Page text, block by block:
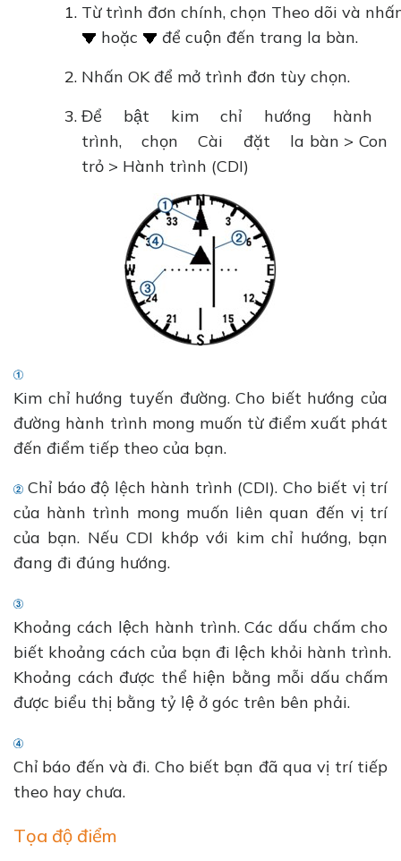
Từ trình đơn chính, chọn Theo dõi và
hoặc
để cuộn đến trang la bàn.
Nhấn OK để mở trình đơn tùy chọn.
Để bật kim chỉ hướng hành
trình, chọn Cài đặt la bàn > Con
trỏ > Hành trình (CDI)
Kim chỉ hướng tuyến đường. Cho biết hướng của
đường hành trình mong muốn từ điểm xuất phát
đến điểm tiếp theo của bạn.
Chỉ báo độ lệch hành trình (CDI). Cho biết vị trí
của hành trình mong muốn liên quan đến vị trí
của bạn. Nếu CDI khớp với kim chỉ hướng, bạn
đang đi đúng hướng.
Khoảng cách lệch hành trình. Các dấu chấm cho
biết khoảng cách của bạn đi lệch khỏi hành trình.
Khoảng cách được thể hiện bằng mỗi dấu chấm
được biểu thị bằng tỷ lệ ở góc trên bên phải.
Chỉ báo đến và đi. Cho biết bạn đã qua vị trí tiếp
theo hay chưa.
Tọa độ điểm